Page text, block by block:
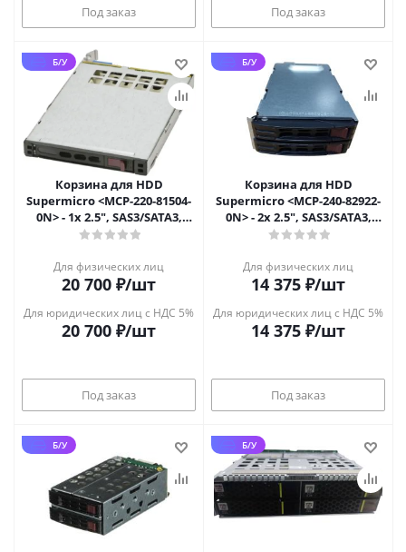
Под заказ Под заказ
Б/У
Корзина для HDD
Supermicro <MCP-220-81504-
0N> - 1x 2.5", SAS3/SATA3,
12Gbps, для
Для физических лиц
20 700 ₽/шт
Для юридических лиц с НДС 5%
20 700 ₽/шт
Под заказ
Б/У
Корзина для HDD
Supermicro <MCP-240-82922-
0N> - 2x 2.5", SAS3/SATA3,
12Gbps, для 829U/219U
Для физических лиц
14 375 ₽/шт
Для юридических лиц с НДС 5%
14 375 ₽/шт
Под заказ
Б/У Б/У